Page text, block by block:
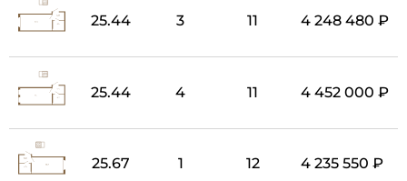
25.44 3 11 4 248 480 ₽
25.44 4 11 4 452 000 ₽
25.67 1 12 4 235 550 ₽